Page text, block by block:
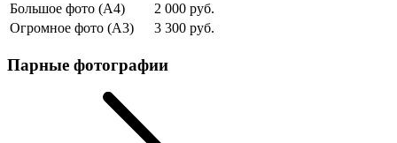
Большое фото (А4)
2 000 руб.
Огромное фото (А3)
3 300 руб.
Парные фотографии